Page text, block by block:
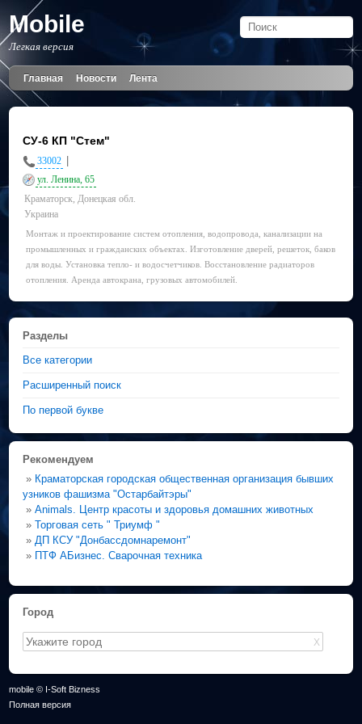
Mobile
Легкая версия
Главная Новости Лента
СУ-6 КП "Стем"
33002
ул. Ленина, 65
Краматорск, Донецкая обл.
Украина
Монтаж и проектирование систем отопления, водопровода, канализации на
промышленных и гражданских объектах. Изготовление дверей, решеток, баков
для воды. Установка тепло- и водосчетчиков. Восстановление радиаторов
отопления. Аренда автокрана, грузовых автомобилей.
Разделы
Все категории
Расширенный поиск
По первой букве
Рекомендуем
» Краматорская городская общественная организация бывших
узников фашизма "Остарбайтэры"
»Animals. Центр красоты и здоровья домашних животных
»Торговая сеть " Триумф "
» ДП КСУ "Донбассдомнаремонт"
» ПТФ АБизнес. Сварочная техника
Город
X
mobile © I-Soft Bizness
Полная версия